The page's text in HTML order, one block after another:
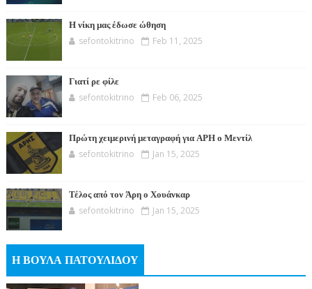
Η νίκη μας έδωσε ώθηση
sefontokitrino Feb 11, 2025
Γιατί ρε φίλε
sefontokitrino Feb 06, 2025
Πρώτη χειμερινή μεταγραφή για ΑΡΗ ο Μεντίλ
sefontokitrino Jan 15, 2025
Τέλος από τον Άρη ο Χουάνκαρ
sefontokitrino Jan 15, 2025
Η ΒΟΥΛΑ ΠΑΤΟΥΛΙΔΟΥ